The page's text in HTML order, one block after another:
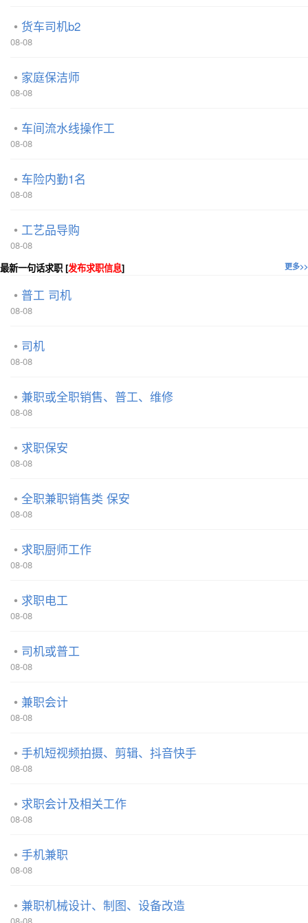
货车司机b2
08-08
家庭保洁师
08-08
车间流水线操作工
08-08
车险内勤1名
08-08
工艺品导购
08-08
更多>>
最新一句话求职 [发布求职信息]
普工 司机
08-08
司机
08-08
兼职或全职销售、普工、维修
08-08
求职保安
08-08
全职兼职销售类 保安
08-08
求职厨师工作
08-08
求职电工
08-08
司机或普工
08-08
兼职会计
08-08
手机短视频拍摄、剪辑、抖音快手
08-08
求职会计及相关工作
08-08
手机兼职
08-08
兼职机械设计、制图、设备改造